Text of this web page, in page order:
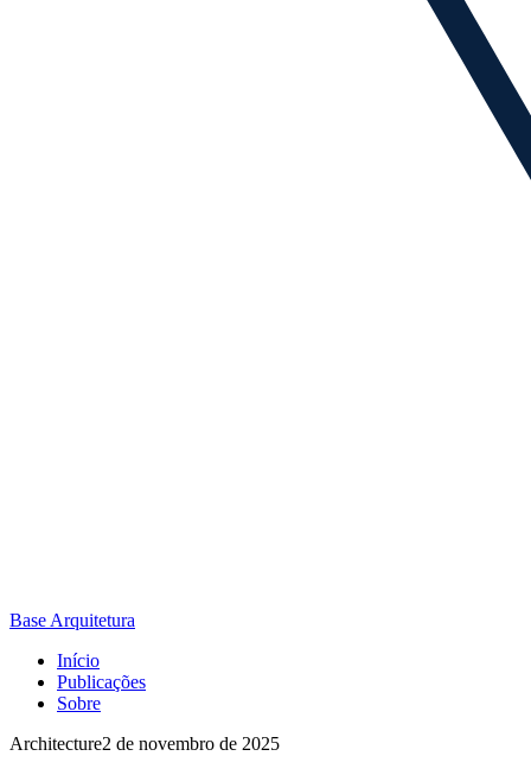
Base Arquitetura
Início
Publicações
Sobre
Architecture2 de novembro de 2025